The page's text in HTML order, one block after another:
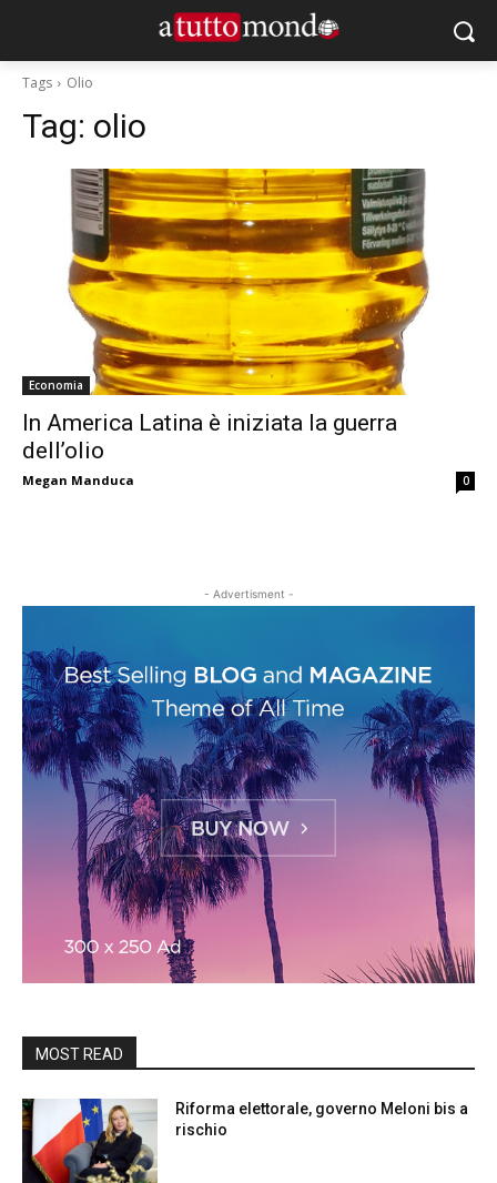
Tags Olio
Tag: olio
Economia
In America Latina è iniziata la guerra
dell’olio
Megan Manduca 0
- Advertisment -
MOST READ
Riforma elettorale, governo Meloni bis a
rischio